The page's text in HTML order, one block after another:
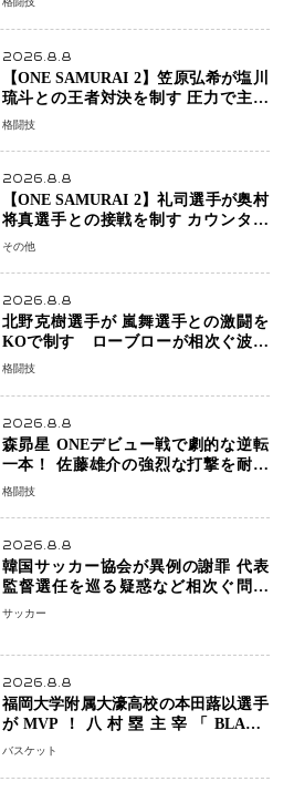
2026.8.8
【ONE SAMURAI 2】笠原弘希が塩川
琉斗との王者対決を制す 圧力で主導
権を握り判定勝利
格闘技
2026.8.8
【ONE SAMURAI 2】礼司選手が奥村
将真選手との接戦を制す カウンター
と正確な打撃で判定勝利
その他
2026.8.8
北野克樹選手が 嵐舞選手との激闘を
KOで制す ローブローが相次ぐ波乱
の展開…涙の勝利「生まれてくる娘の
格闘技
2026.8.8
森昴星 ONEデビュー戦で劇的な逆転
一本！ 佐藤雄介の強烈な打撃を耐え
抜き、リアネイキッドチョークで勝利
格闘技
2026.8.8
韓国サッカー協会が異例の謝罪 代表
監督選任を巡る疑惑など相次ぐ問題
「組織の刷新」誓う
サッカー
2026.8.8
福岡大学附属大濠高校の本田蕗以選手
がMVP！八村塁主宰「BLACK
SAMURAI SUMMIT 2026」で存在
なった」
バスケット